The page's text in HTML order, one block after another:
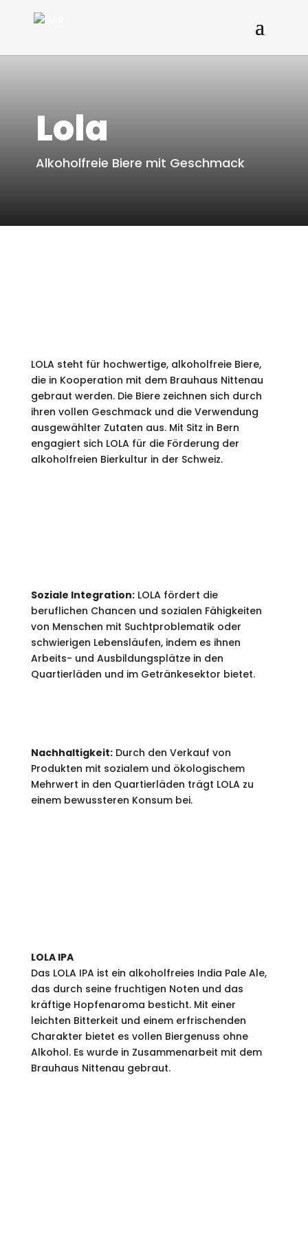
Lola
Alkoholfreie Biere mit Geschmack
LOLA steht für hochwertige, alkoholfreie Biere,
die in Kooperation mit dem Brauhaus Nittenau
gebraut werden. Die Biere zeichnen sich durch
ihren vollen Geschmack und die Verwendung
ausgewählter Zutaten aus. Mit Sitz in Bern
engagiert sich LOLA für die Förderung der
alkoholfreien Bierkultur in der Schweiz.
Soziale Integration:LOLA fördert die
beruflichen Chancen und sozialen Fähigkeiten
von Menschen mit Suchtproblematik oder
schwierigen Lebensläufen, indem es ihnen
Arbeits- und Ausbildungsplätze in den
Quartierläden und im Getränkesektor bietet.
Nachhaltigkeit:Durch den Verkauf von
Produkten mit sozialem und ökologischem
Mehrwert in den Quartierläden trägt LOLA zu
einem bewussteren Konsum bei.
LOLA IPA
Das LOLA IPA ist ein alkoholfreies India Pale Ale,
das durch seine fruchtigen Noten und das
kräftige Hopfenaroma besticht. Mit einer
leichten Bitterkeit und einem erfrischenden
Charakter bietet es vollen Biergenuss ohne
Alkohol. Es wurde in Zusammenarbeit mit dem
Brauhaus Nittenau gebraut.